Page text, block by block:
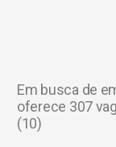
Em busca de
oferece 307
(10)